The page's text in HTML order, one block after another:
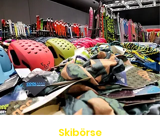
Skibörse